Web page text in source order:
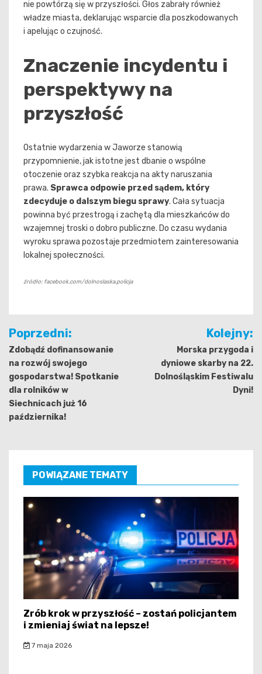
nie powtórzą się w przyszłości. Głos zabrały również
władze miasta, deklarując wsparcie dla poszkodowanych
i apelując o czujność.
Znaczenie incydentu i
perspektywy na
przyszłość
Ostatnie wydarzenia w Jaworze stanowią
przypomnienie, jak istotne jest dbanie o wspólne
otoczenie oraz szybka reakcja na akty naruszania
prawa. Sprawca odpowie przed sądem, który
zdecyduje o dalszym biegu sprawy. Cała sytuacja
powinna być przestrogą i zachętą dla mieszkańców do
wzajemnej troski o dobro publiczne. Do czasu wydania
wyroku sprawa pozostaje przedmiotem zainteresowania
lokalnej społeczności.
źródło: facebook.com/dolnoslaska.policja
Nawigacja
wpisu
Poprzedni:
Zdobądź dofinansowanie
na rozwój swojego
gospodarstwa! Spotkanie
dla rolników w
Siechnicach już 16
października!
Kolejny:
Morska przygoda i
dyniowe skarby na 22.
Dolnośląskim Festiwalu
Dyni!
POWIĄZANE TEMATY
Zrób krok w przyszłość – zostań policjantem
i zmieniaj świat na lepsze!
7 maja 2026